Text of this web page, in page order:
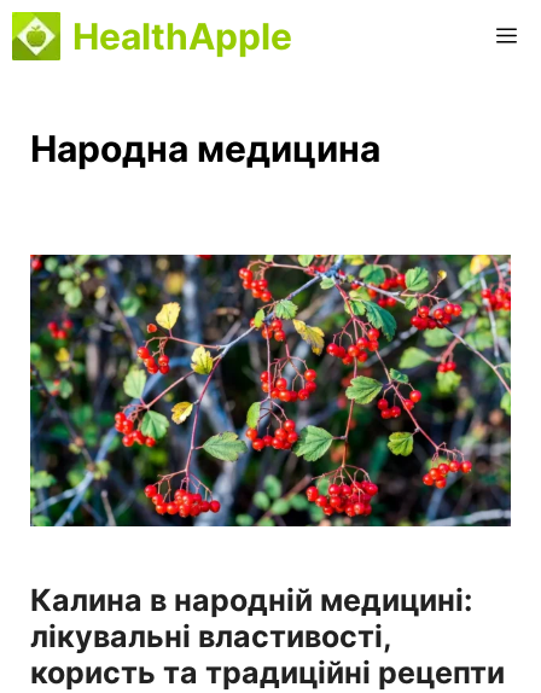
Перейти
до
HealthApple
Народна медицина
Калина в народній медицині:
лікувальні властивості,
користь та традиційні рецепти